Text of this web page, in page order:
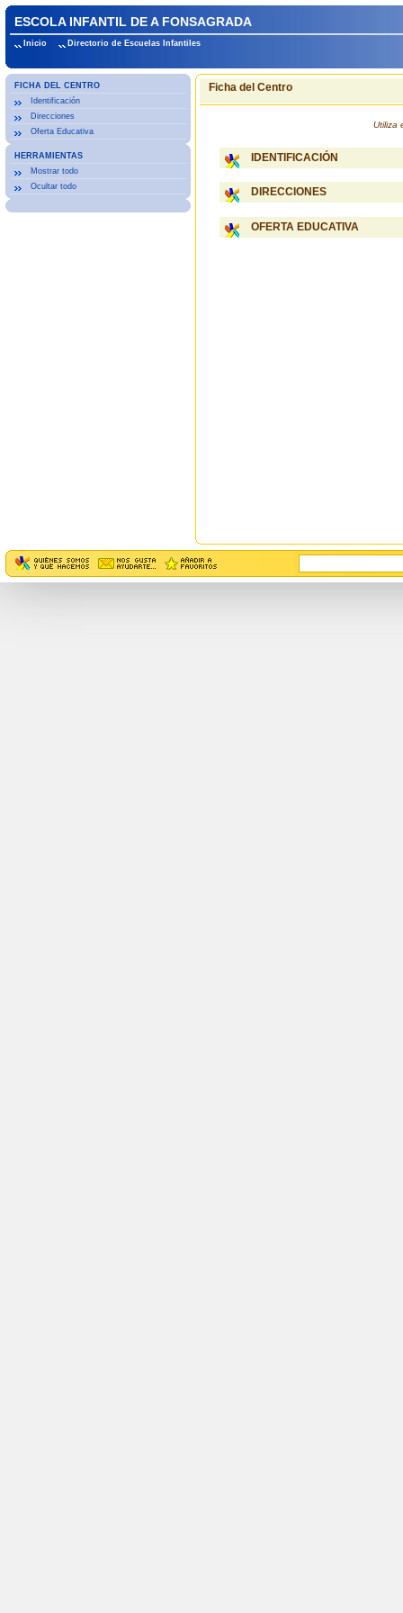
ESCOLA INFANTIL DE A FONSAGRADA
Inicio Directorio de Escuelas Infantiles
FICHA DEL CENTRO
Identificación
Direcciones
Oferta Educativa
HERRAMIENTAS
Mostrar todo
Ocultar todo
Ficha del Centro
Utiliza
IDENTIFICACIÓN
DIRECCIONES
OFERTA EDUCATIVA